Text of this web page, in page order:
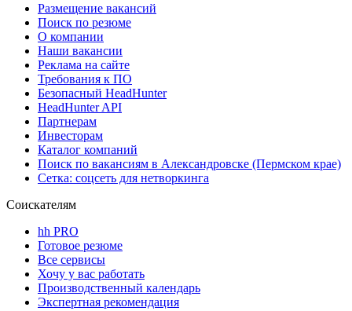
Размещение вакансий
Поиск по резюме
О компании
Наши вакансии
Реклама на сайте
Требования к ПО
Безопасный HeadHunter
HeadHunter API
Партнерам
Инвесторам
Каталог компаний
Поиск по вакансиям в Александровске (Пермском крае)
Сетка: соцсеть для нетворкинга
Соискателям
hh PRO
Готовое резюме
Все сервисы
Хочу у вас работать
Производственный календарь
Экспертная рекомендация